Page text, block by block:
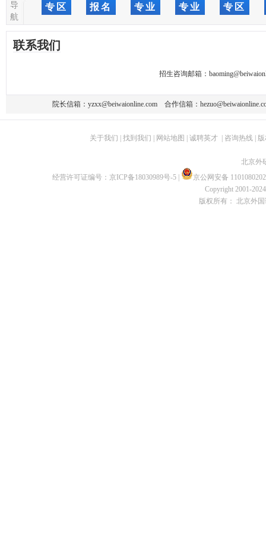
导
航
专区
报名
专业
专业
专区
联系我们
招生咨询邮箱：
院长信箱： yzxx@beiwaionline.com 合作信箱：
关于我们 找到我们 网站地图 诚聘英才| 咨询热线|
北京外
经营许可证编号： 京ICP备18030989号-5
京公网安备
Copyright 2001-
版权所有： 北京外